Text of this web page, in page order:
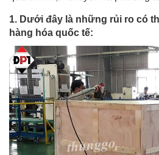
1. Dưới đây là những rủi ro có
hàng hóa quốc tế: